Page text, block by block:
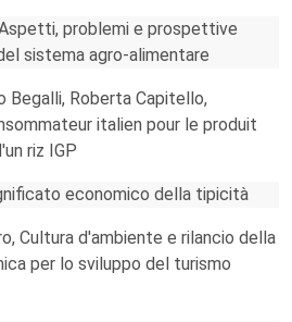
problemi e prospettive
sistema agro-alimentare
Begalli, Roberta Capitello,
italien pour le produit
riz IGP
economico della tipicità
Cultura d'ambiente e rilancio della
per lo sviluppo del turismo